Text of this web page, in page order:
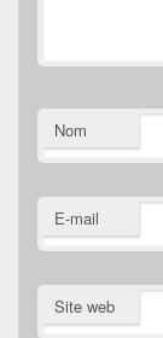
Nom
E-mail
Site web